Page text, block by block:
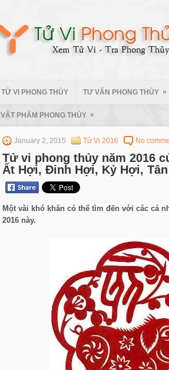
TỬ VI PHONG THỦY TƯ VẤN PHONG THỦY »
VẬT PHẨM PHONG THỦY »
January 2, 2015 Tử Vi 2016 No
Tử vi phong thủy năm 2016
Ất Hợi, Đinh Hợi, Kỷ Hợi,
Một vài khó khăn có thể tìm đến với các cá
2016 này.